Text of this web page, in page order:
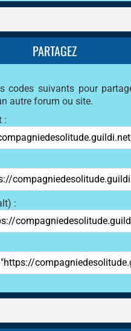
PARTAGEZ
codes suivants pour
autre forum ou site.
:
: